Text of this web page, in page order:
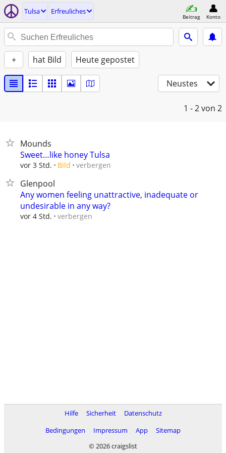
Tulsa Erfreuliches
Beitrag Konto
+ hat Bild Heute gepostet
Neustes
1 - 2von 2
Mounds
Sweet…like honey Tulsa
vor 3 Std. Bild verbergen
Glenpool
Any women feeling unattractive, inadequate or
undesirable in any way?
vor 4 Std. verbergen
Hilfe Sicherheit
Datenschutz
Bedingungen
Impressum App
Sitemap
© 2026 craigslist